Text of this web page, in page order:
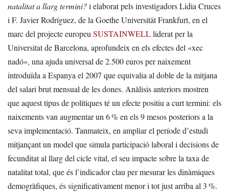
natalitat a llarg termini?i elaborat pels investigadors Lidia Cruces
i F. Javier Rodríguez, de la Goethe Universität Frankfurt, en el
marc del projecte europeu SUSTAINWELLliderat per la
Universitat de Barcelona, aprofundeix en els efectes del «xec
nadó», una ajuda universal de 2.500 euros per naixement
introduïda a Espanya el 2007 que equivalia al doble de la mitjana
del salari brut mensual de les dones. Anàlisis anteriors mostren
que aquest tipus de polítiques té un efecte positiu a curt termini: els
naixements van augmentar un 6 % en els 9 mesos posteriors a la
seva implementació. Tanmateix, en ampliar el període d’estudi
mitjançant un model que simula participació laboral i decisions de
fecunditat al llarg del cicle vital, el seu impacte sobre la taxa de
natalitat total, que és l’indicador clau per mesurar les dinàmiques
demogràfiques, és significativament menor i tot just arriba al 3 %.